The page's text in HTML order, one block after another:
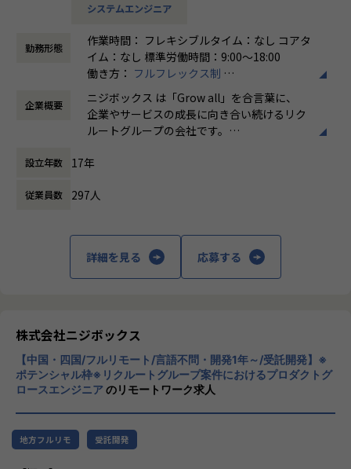
今回は、そのデータプロダクトの運営を推進するメンバーを
具体的には、下記のような業務をご担当いただく予定です。
・データプロダクトの運営と発生課題の解決
監視、障害対応などのシステム運用業務全般
課題の可視化と解決（スケーリング、チューニング、自動
ユーザニーズや設計内容に沿った開発
※プロジェクト例
・データ基盤システム（データレイク等） など
クトに関われる
・ただ開発するだけではなくプロダクト運営主体者としてプ
ロダクト開発に関わることで、長い期間使われ価値発揮し続
けるプロダクトを開発できるスキルを獲得できる
・高いレベルのエンジニアと共に業務することで成長できる
環境がある
できる
システムエンジニア
勤務形態
作業時間： フレキシブルタイム：なし コアタ
イム：なし 標準労働時間：9:00〜18:00
働き方： フルフレックス制
時間外労働の有無： 有（月平均5時間～10時
間）
休憩時間： 60分
企業概要
ニジボックス は「Grow all」を合言葉に、
企業やサービスの成長に向き合い続けるリク
ルートグループの会社です。
ングなどを通じて、お客様のビジネスに伴走
私たちはこの言葉を企業のVisionとしていま
す。
とらえること。
期待を大きく超える新たな価値を共に創り出
すこと。皆さまがサービスの成長を志したと
きに、
真っ先にニジボックスを思い浮かべていただ
けることを目指しています。
設立年数 17年
従業員数 297人
詳細を見る 応募する
株式会社ニジボックス
【中国・四国/フルリモート/言語不問・開発1年～/受託開発】※
ポテンシャル枠※リクルートグループ案件におけるプロダクトグ
ロースエンジニアのリモートワーク求人
地方フルリモ 受託開発